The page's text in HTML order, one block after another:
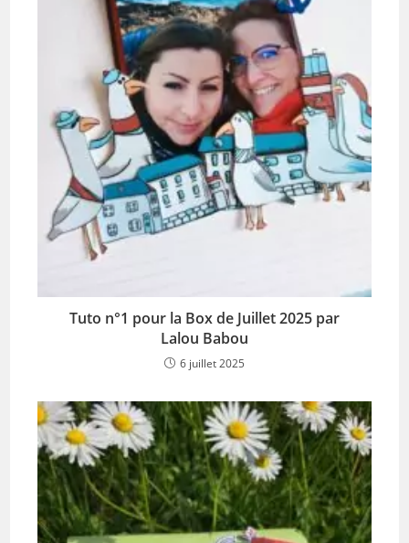
Tuto n°1 pour la Box de Juillet 2025 par
Lalou Babou
6 juillet 2025